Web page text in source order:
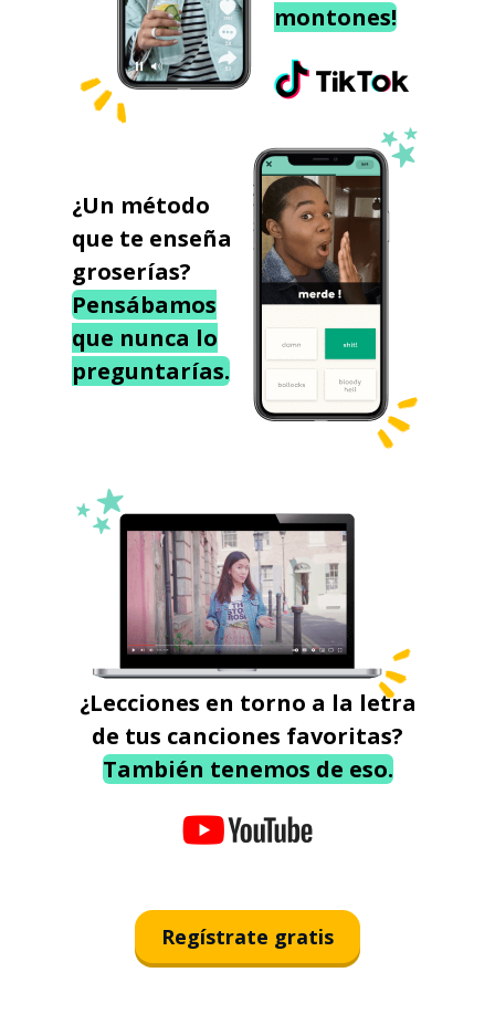
montones!
¿Un método
que te enseña
groserías?
Pensábamos
que nunca lo
preguntarías.
¿Lecciones en torno a la letra
de tus canciones favoritas?
También tenemos de eso.
Regístrate gratis